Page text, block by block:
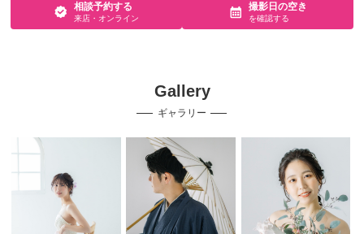
相談予約する
来店・オンライン
撮影日の空き
を確認する
Gallery
ギャラリー